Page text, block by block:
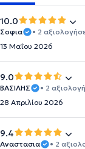
10.0
Σοφια
• 2
13 Μαΐου 2026
9.0
ΒΑΣΙΛΗΣ
• 2
28 Απριλίου 2026
9.4
Αναστασια
• 2